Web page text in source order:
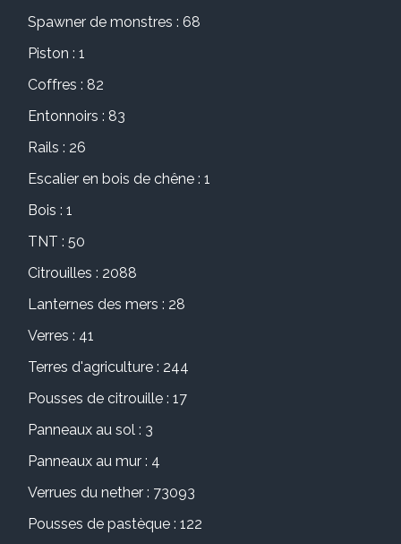
Spawner de monstres : 68
Piston : 1
Coffres : 82
Entonnoirs : 83
Rails : 26
Escalier en bois de chêne : 1
Bois : 1
TNT : 50
Citrouilles : 2088
Lanternes des mers : 28
Verres : 41
Terres d'agriculture : 244
Pousses de citrouille : 17
Panneaux au sol : 3
Panneaux au mur : 4
Verrues du nether : 73093
Pousses de pastèque : 122